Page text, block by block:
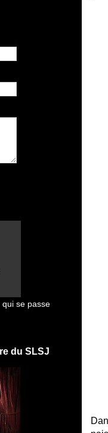
se passe
du SLSJ